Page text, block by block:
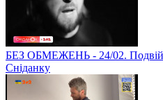
БЕЗ ОБМЕЖЕНЬ - 24/02.
Сніданку